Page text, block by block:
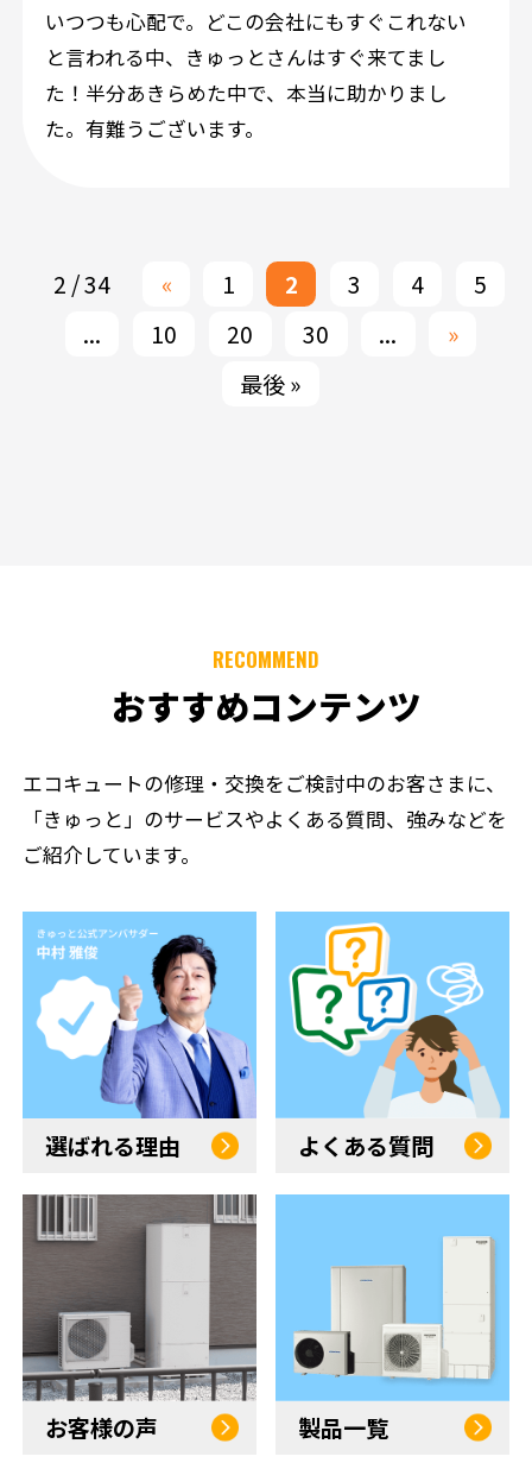
いつつも心配で。どこの会社にもすぐこれない
と言われる中、きゅっとさんはすぐ来てまし
た！半分あきらめた中で、本当に助かりまし
た。有難うございます。
2 / 34 « 1 2 3 4
5
...
10 20 30 ...
»
最後 »
RECOMMEND
おすすめコンテンツ
エコキュートの修理・交換をご検討中のお客さまに、
「きゅっと」のサービスやよくある質問、強みなどを
ご紹介しています。
選ばれる理由 よくある質問
お客様の声 製品一覧